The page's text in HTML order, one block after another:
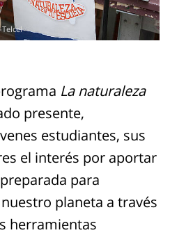
La naturaleza
presente,
estudiantes, sus
el interés por aportar
para
planeta a través
herramientas